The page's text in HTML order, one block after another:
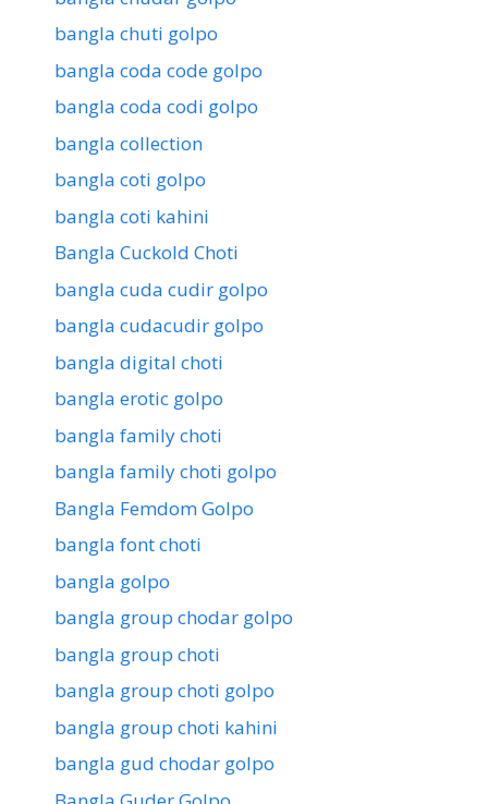
bangla chuti golpo
bangla coda code golpo
bangla coda codi golpo
bangla collection
bangla coti golpo
bangla coti kahini
Bangla Cuckold Choti
bangla cuda cudir golpo
bangla cudacudir golpo
bangla digital choti
bangla erotic golpo
bangla family choti
bangla family choti golpo
Bangla Femdom Golpo
bangla font choti
bangla golpo
bangla group chodar golpo
bangla group choti
bangla group choti golpo
bangla group choti kahini
bangla gud chodar golpo